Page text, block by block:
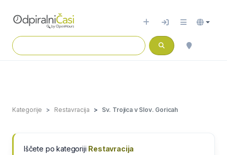
Kategorije Restavracija Sv. Trojica v Slov. Goricah
Iščete po kategoriji Restavracija